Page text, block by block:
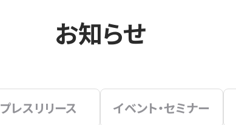
お知らせ
プレスリリース イベント・セミナー